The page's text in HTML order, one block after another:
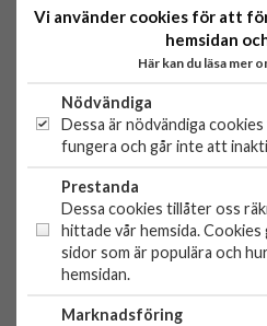
A1895 (wifi + cellular)
iPad Pro 12.9 från 2020,
och A2069, A2232 (wifi +
iPad Pro 12.9 från 2021
A2378, A2461 (Pro Wi-Fi +
Cellular with mmWave)
Osäker på vilken modell ni har?
PanzerGlass GraphicPaper
skapande på din iPad
Vi använder cookies för att
hemsidan
Här kan du läsa mer
Nödvändiga
Dessa är nödvändiga
fungera och går inte att
Prestanda
Dessa cookies tillåter oss
hittade vår hemsida.
sidor som är populära och
hemsidan.
Marknadsföring